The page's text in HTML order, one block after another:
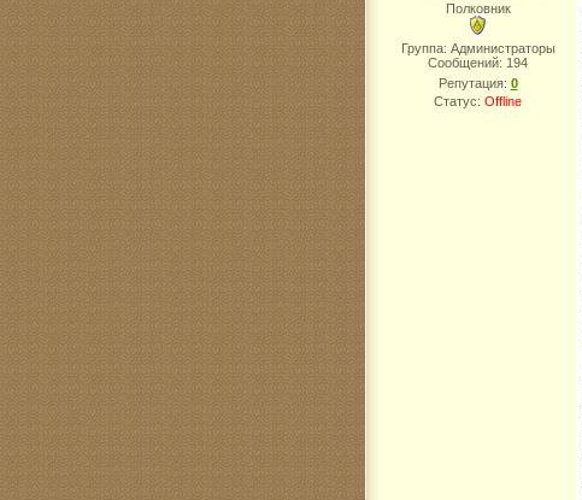
Полковник
Группа: Администраторы
Сообщений: 194
Репутация: 0
Статус: Offline